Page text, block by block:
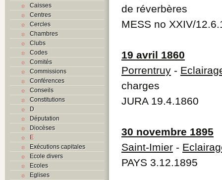
Caisses
Centres
Cercles
Chambres
Clubs
Codes
Comités
Commissions
Conférences
Conseils
Constitutions
D
Députation
Diocèses
E
Exécutions capitales
Ecole divers
Ecoles
Eglises
de réverbères
MESS no XXIV/
19 avril 1860
Porrentruy -
charges
JURA 19.4.1860
30 novembre 1895
Saint-Imier -
PAYS 3.12.1895